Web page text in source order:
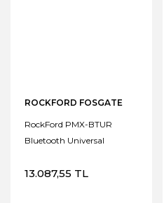
ROCKFORD FOSGATE
RockFord PMX-BTUR
Bluetooth Universal
13.087,55 TL